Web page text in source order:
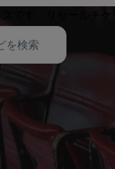
です。リセールチ